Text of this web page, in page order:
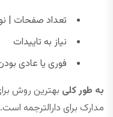
تعداد صفحات |
نیاز به تاییدات
فوری یا عادی
به طور کلی بهترین روش
مدارک برای دارالترجمه است.